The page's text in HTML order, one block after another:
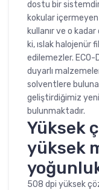
dostu bir
kokular
kullanır ve o
ki, ıslak halojenür
edilemezler. ECO-
duyarlı
solventlere
geliştirdiğimiz yeni
bulunmaktadır.
Yüksek
yüksek
508 dpi yüksek